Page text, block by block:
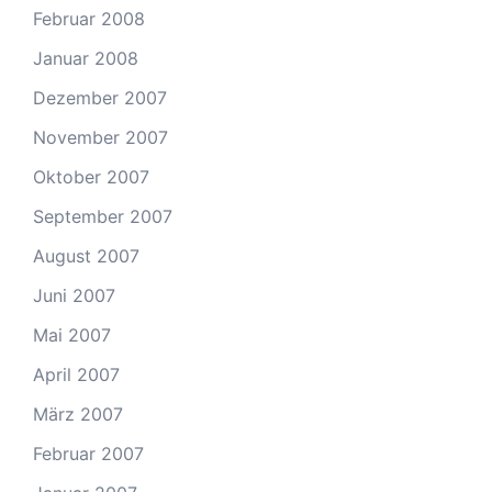
Februar 2008
Januar 2008
Dezember 2007
November 2007
Oktober 2007
September 2007
August 2007
Juni 2007
Mai 2007
April 2007
März 2007
Februar 2007